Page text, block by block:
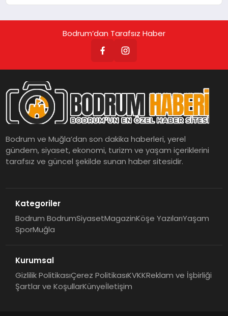
Bodrum’dan Tarafsız Haber
Bodrum ve Muğla’dan son dakika haberleri, yerel
gündem, siyaset, ekonomi, turizm ve yaşam içeriklerini
tarafsız ve güncel şekilde sunan haber sitesidir.
Kategoriler
Bodrum BodrumSiyasetMagazinKöşe YazılarıYaşam
SporMuğla
Kurumsal
Gizlilik PolitikasıÇerez PolitikasıKVKKReklam ve İşbirliği
Şartlar ve KoşullarKünyeİletişim